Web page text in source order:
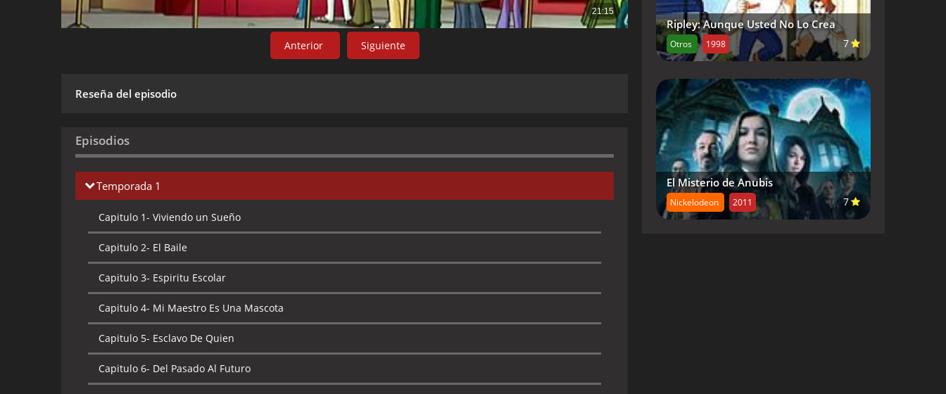
Anterior Siguiente
Reseña del episodio
Episodios
Temporada 1
Capitulo 1- Viviendo un Sueño
Capitulo 2- El Baile
Capitulo 3- Espiritu Escolar
Capitulo 4- Mi Maestro Es Una Mascota
Capitulo 5- Esclavo De Quien
Capitulo 6- Del Pasado Al Futuro
Ripley: Aunque Usted No Lo Crea
Otros 1998 7
El Misterio de Anubis
Nickelodeon 2011 7